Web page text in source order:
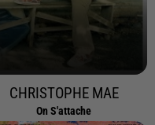
CHRISTOPHE MAE
On S'attache